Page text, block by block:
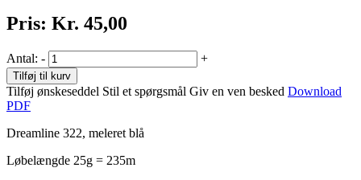
Pris: Kr. 45,00
Antal: - +
Tilføj til kurv
Tilføj ønskeseddel Stil et spørgsmål Giv en ven besked Download
PDF
Dreamline 322, meleret blå
Løbelængde 25g = 235m